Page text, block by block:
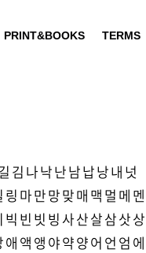
PRINT&BOOKS TERMS
김 나낙난남납낭내 넛
링 마만망맞매 맥 멀 메 멘
빅 빈 빗 빙 사산살삼삿상
애 액 앵 야약양어 언 엄 에